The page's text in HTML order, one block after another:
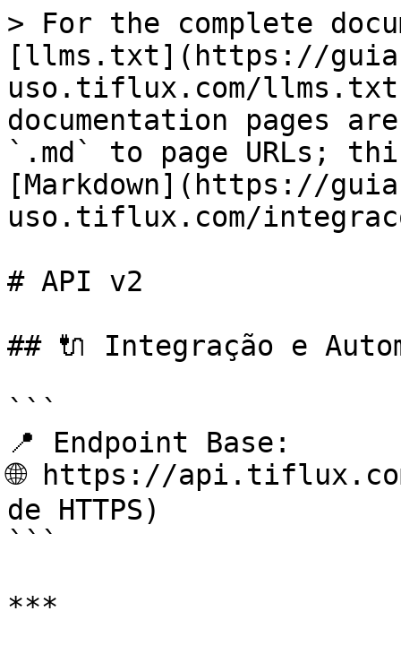
> For the complete
[llms.txt](https://
uso.tiflux.com/
documentation pages
`.md` to page URLs;
[Markdown](https://
uso.tiflux.com/
# API v2
## 🔌 Integração e
```
📍 Endpoint Base:
🌐 https://
de HTTPS)
```
***